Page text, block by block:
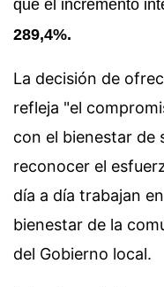
que el incremento
289,4%.
La decisión de
refleja "el
con el bienestar de
reconocer el
día a día trabajan
bienestar de la
del Gobierno local.